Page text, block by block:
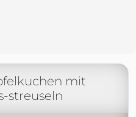
mit
streuseln